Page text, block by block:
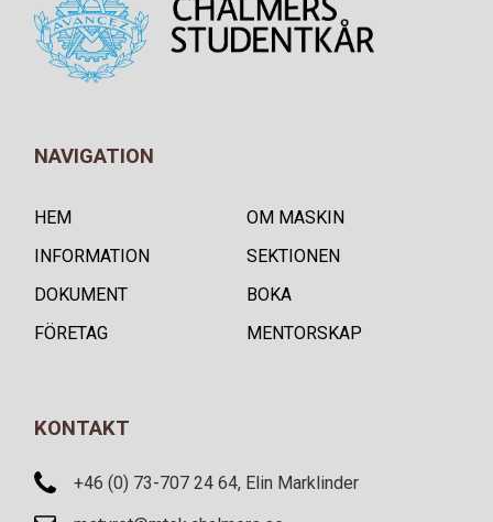
NAVIGATION
HEM
OM MASKIN
INFORMATION
SEKTIONEN
DOKUMENT
BOKA
FÖRETAG
MENTORSKAP
KONTAKT
+46 (0) 73-707 24 64, Elin Marklinder